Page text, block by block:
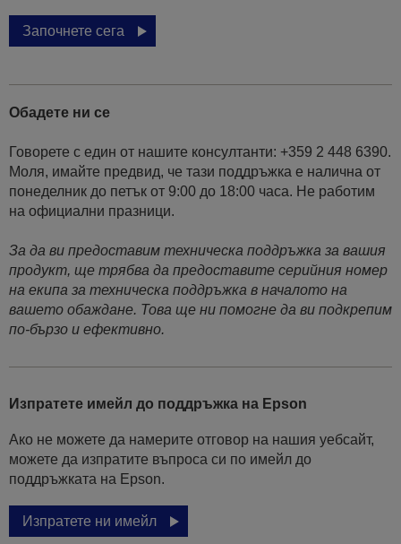
Започнете сега
Обадете ни се
Говорете с един от нашите консултанти: +359 2 448 6390.
Моля, имайте предвид, че тази поддръжка е налична от
понеделник до петък от 9:00 до 18:00 часа. Не работим
на официални празници.
За да ви предоставим техническа поддръжка за вашия
продукт, ще трябва да предоставите серийния номер
на екипа за техническа поддръжка в началото на
вашето обаждане. Това ще ни помогне да ви подкрепим
по-бързо и ефективно.
Изпратете имейл до поддръжка на Epson
Ако не можете да намерите отговор на нашия уебсайт,
можете да изпратите въпроса си по имейл до
поддръжката на Epson.
Изпратете ни имейл